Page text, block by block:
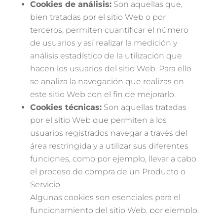
Cookies de análisis: Son aquellas que,
bien tratadas por el sitio Web o por
terceros, permiten cuantificar el número
de usuarios y así realizar la medición y
análisis estadístico de la utilización que
hacen los usuarios del sitio Web. Para ello
se analiza la navegación que realizas en
este sitio Web con el fin de mejorarlo.
Cookies técnicas: Son aquellas tratadas
por el sitio Web que permiten a los
usuarios registrados navegar a través del
área restringida y a utilizar sus diferentes
funciones, como por ejemplo, llevar a cabo
el proceso de compra de un Producto o
Servicio.
Algunas cookies son esenciales para el
funcionamiento del sitio Web, por ejemplo,